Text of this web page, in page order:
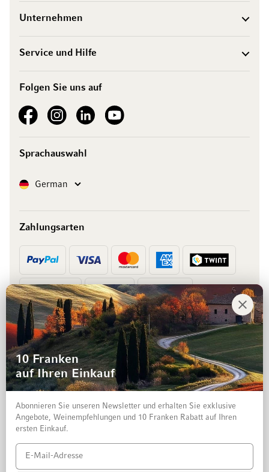
Unternehmen
Service und Hilfe
Folgen Sie uns auf
See our FacebookSee our Instagram account
See our LinkedInSee our YouTube channel
Sprachauswahl
SpracheGerman
Zahlungsarten
Vorkasse Rechnung
Datenschutz und Disclaimer
10 Franken
auf Ihren Einkauf
Abonnieren Sie unseren Newsletter und erhalten Sie exklusive
Angebote, Weinempfehlungen und 10 Franken Rabatt auf Ihren
ersten Einkauf.